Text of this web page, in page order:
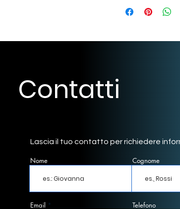
invogliarli a
aggiungere
invogliarli a
Contatti
Nome Cognome
Email Telefono
Lascia il tuo contatto per richiedere